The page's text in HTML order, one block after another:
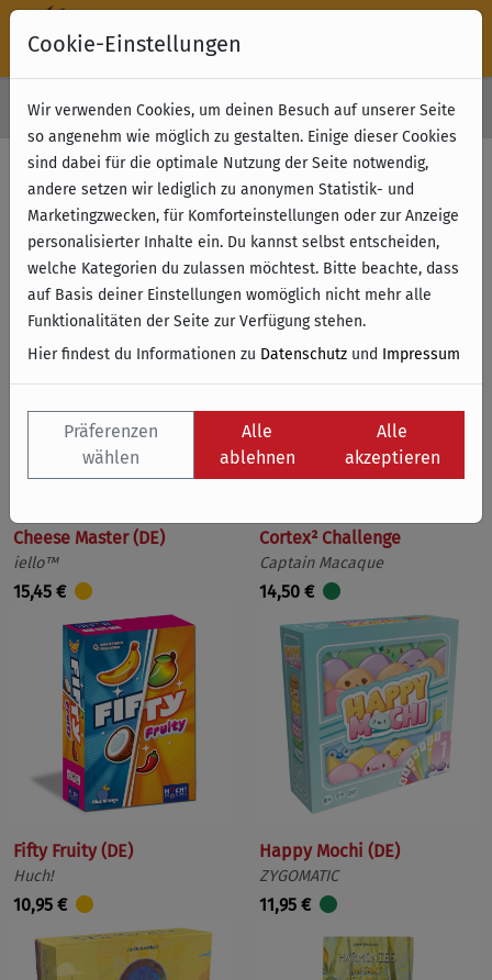
Kostenloser Versand & Retoure ab 49 € (innerhalb Deutschlands)
Filter anzeigen
Name
Cheese Master (DE)
iello™
15,45 €
Cortex² Challenge
Captain Macaque
14,50 €
Fifty Fruity (DE)
Huch!
10,95 €
Happy Mochi (DE)
ZYGOMATIC
11,95 €
Cookie-Einstellungen
Wir verwenden Cookies, um deinen Besuch auf unserer Seite
so angenehm wie möglich zu gestalten. Einige dieser Cookies
sind dabei für die optimale Nutzung der Seite notwendig,
andere setzen wir lediglich zu anonymen Statistik- und
Marketingzwecken, für Komforteinstellungen oder zur Anzeige
personalisierter Inhalte ein. Du kannst selbst entscheiden,
welche Kategorien du zulassen möchtest. Bitte beachte, dass
auf Basis deiner Einstellungen womöglich nicht mehr alle
Funktionalitäten der Seite zur Verfügung stehen.
Hier findest du Informationen zu Datenschutz und Impressum
Präferenzen
wählen
Alle
ablehnen
Alle
akzeptieren